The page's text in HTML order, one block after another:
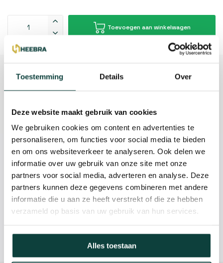
Toestemming Details Over
Deze website maakt gebruik van cookies
We gebruiken cookies om content en advertenties te
personaliseren, om functies voor social media te bieden
en om ons websiteverkeer te analyseren. Ook delen we
informatie over uw gebruik van onze site met onze
partners voor social media, adverteren en analyse. Deze
partners kunnen deze gegevens combineren met andere
informatie die u aan ze heeft verstrekt of die ze hebben
verzameld op basis van uw gebruik van hun services.
Alles toestaan
Toevoegen aan winkelwagen
Reviews
Kunnen we je helpen?
085-2121757
info@heebra.com